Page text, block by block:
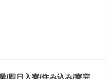
/即日入寮/住み込み/寮完